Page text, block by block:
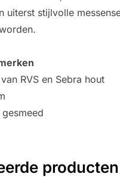
uiterst stijlvolle
RVS en Sebra hout
producten